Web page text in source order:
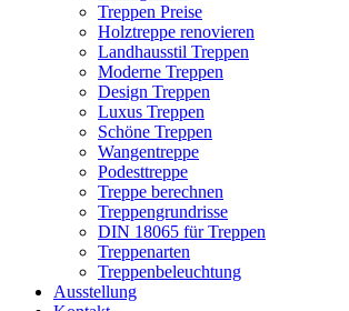
Treppen Preise
Holztreppe renovieren
Landhausstil Treppen
Moderne Treppen
Design Treppen
Luxus Treppen
Schöne Treppen
Wangentreppe
Podesttreppe
Treppe berechnen
Treppengrundrisse
DIN 18065 für Treppen
Treppenarten
Treppenbeleuchtung
Ausstellung